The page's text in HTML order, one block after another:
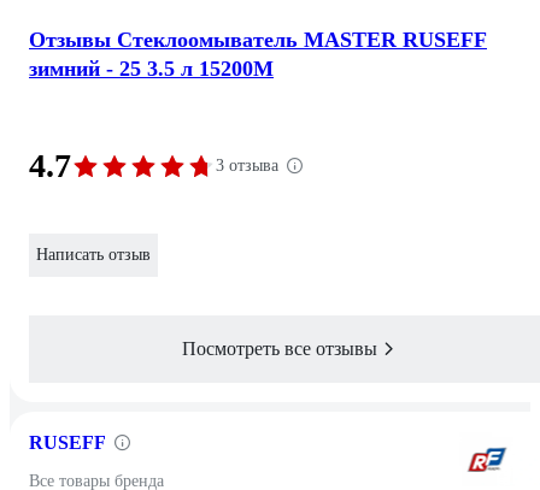
Отзывы Стеклоомыватель MASTER RUSEFF
зимний - 25 3.5 л 15200M
4.7 3 отзыва
Написать отзыв
Посмотреть все отзывы
RUSEFF
Все товары бренда